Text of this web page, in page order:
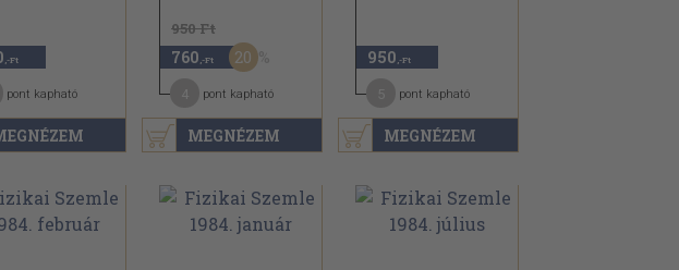
,-Ft
pont kapható
MEGNÉZEM
950 Ft
760 ,-Ft 20
pont kapható
MEGNÉZEM
950 ,-Ft
pont kapható